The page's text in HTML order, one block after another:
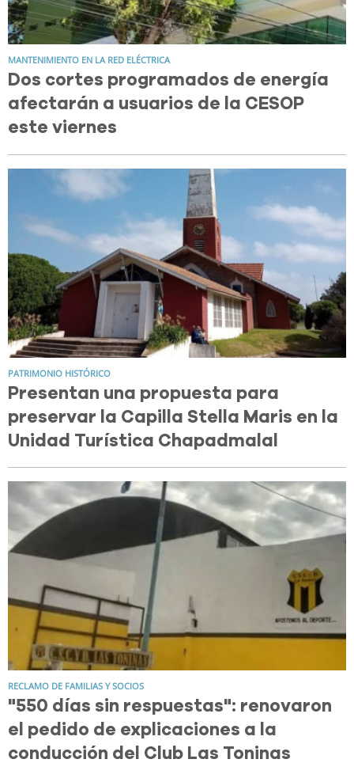
MANTENIMIENTO EN LA RED ELÉCTRICA
Dos cortes programados de energía
afectarán a usuarios de la CESOP
este viernes
PATRIMONIO HISTÓRICO
Presentan una propuesta para
preservar la Capilla Stella Maris en la
Unidad Turística Chapadmalal
RECLAMO DE FAMILIAS Y SOCIOS
"550 días sin respuestas": renovaron
el pedido de explicaciones a la
conducción del Club Las Toninas